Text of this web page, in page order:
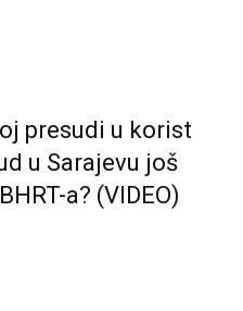
presudi u korist
u Sarajevu još
a? (VIDEO)